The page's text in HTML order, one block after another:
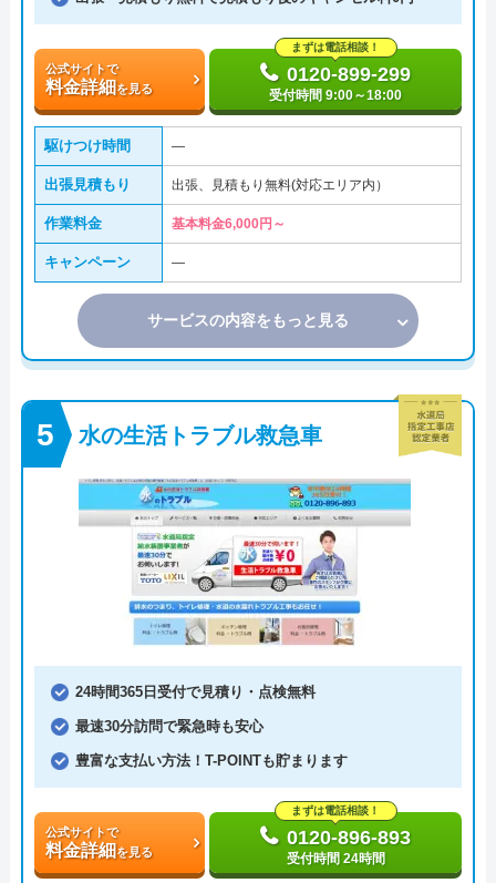
公式サイトで
料金詳細を見る
まずは電話相談！
0120-899-299
受付時間 9:00～18:00
駆けつけ時間 ―
出張見積もり 出張、見積もり無料(対応エリア内）
作業料金 基本料金6,000円～
キャンペーン ―
サービスの内容をもっと見る
水の生活トラブル救急車
24時間365日受付で見積り・点検無料
最速30分訪問で緊急時も安心
豊富な支払い方法！T-POINTも貯まります
公式サイトで
料金詳細を見る
まずは電話相談！
0120-896-893
受付時間 24時間